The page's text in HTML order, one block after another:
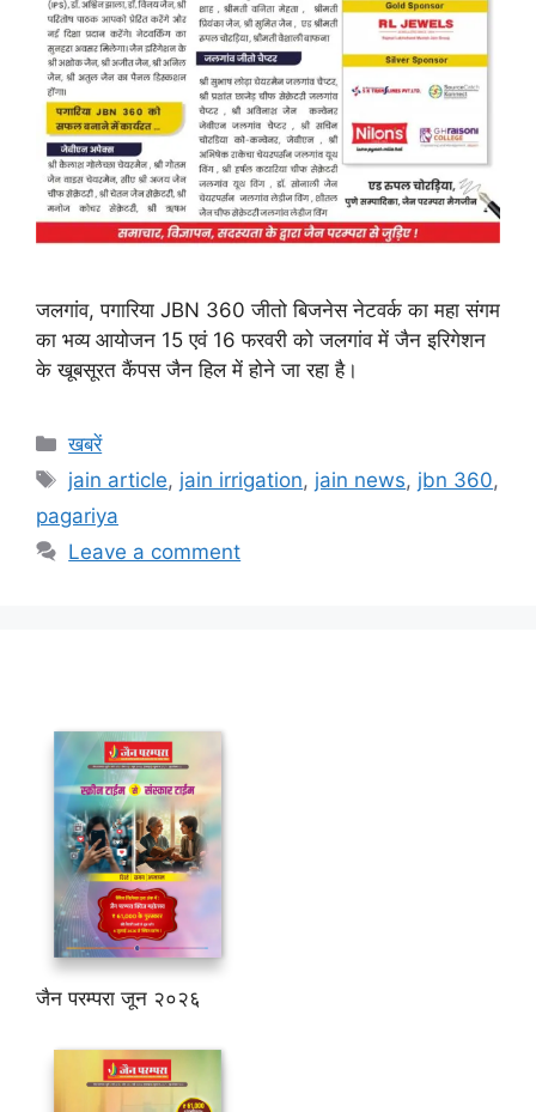
जलगांव, पगारिया JBN 360 जीतो बिजनेस नेटवर्क का महा संगम
का भव्य आयोजन 15 एवं 16 फरवरी को जलगांव में जैन इरिगेशन
के खूबसूरत कैंपस जैन हिल में होने जा रहा है।
Categories
खबरें
Tags
jain article, jain irrigation, jain news, jbn 360,
pagariya
Leave a comment
जैन परम्परा जून २०२६